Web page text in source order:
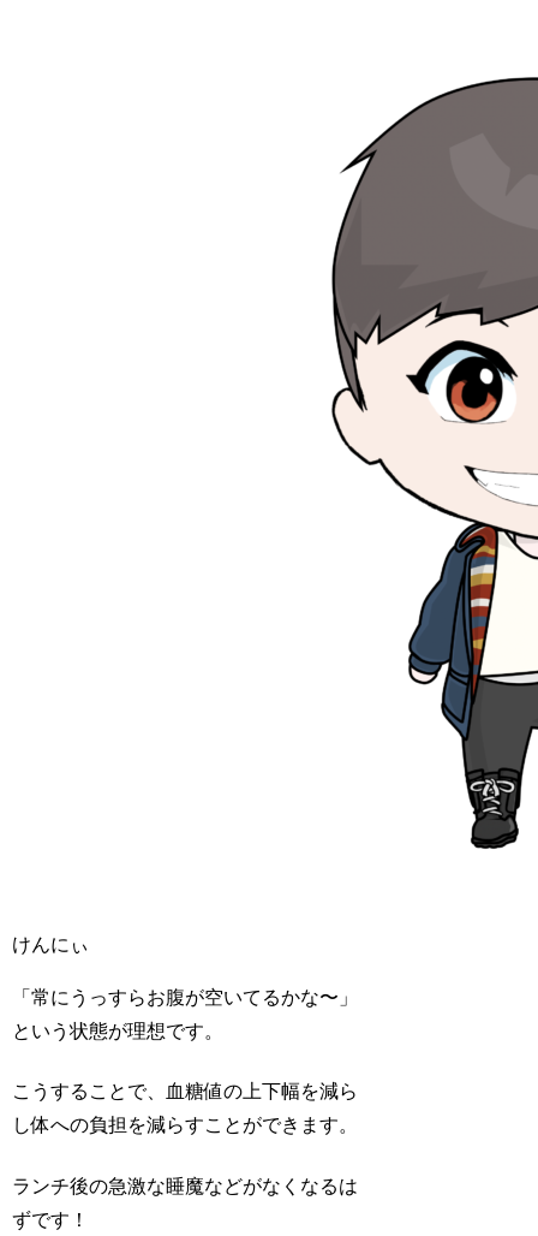
けんにぃ
「常にうっすらお腹が空いてるかな〜」
という状態が理想です。
こうすることで、血糖値の上下幅を減ら
し体への負担を減らすことができます。
ランチ後の急激な睡魔などがなくなるは
ずです！